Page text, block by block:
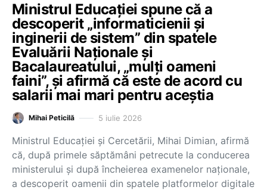
Ministrul Educației spune că a
descoperit „informaticienii și
inginerii de sistem” din spatele
Evaluării Naționale și
Bacalaureatului, „mulți oameni
faini”, și afirmă că este de acord cu
salarii mai mari pentru aceștia
Mihai Peticilă 5 iulie 2026
Ministrul Educației și Cercetării, Mihai Dimian, afirmă
că, după primele săptămâni petrecute la conducerea
ministerului și după încheierea examenelor naționale,
a descoperit oamenii din spatele platformelor digitale